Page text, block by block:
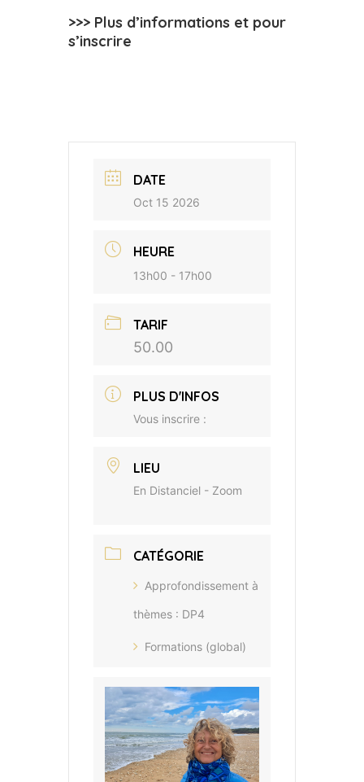
>>> Plus d’informations et pour
s’inscrire
DATE
Oct 15 2026
HEURE
13h00 - 17h00
TARIF
50.00
PLUS D'INFOS
Vous inscrire :
LIEU
En Distanciel - Zoom
CATÉGORIE
Approfondissement à
thèmes : DP4
Formations (global)